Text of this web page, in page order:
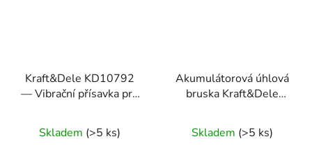
Kraft&Dele KD10792
— Vibrační přísavka pro
nosnost 50 kg
Skladem (>5 ks)
Akumulátorová úhlová
bruska Kraft&Dele
se 2 bateriemi
Skladem (>5 ks)